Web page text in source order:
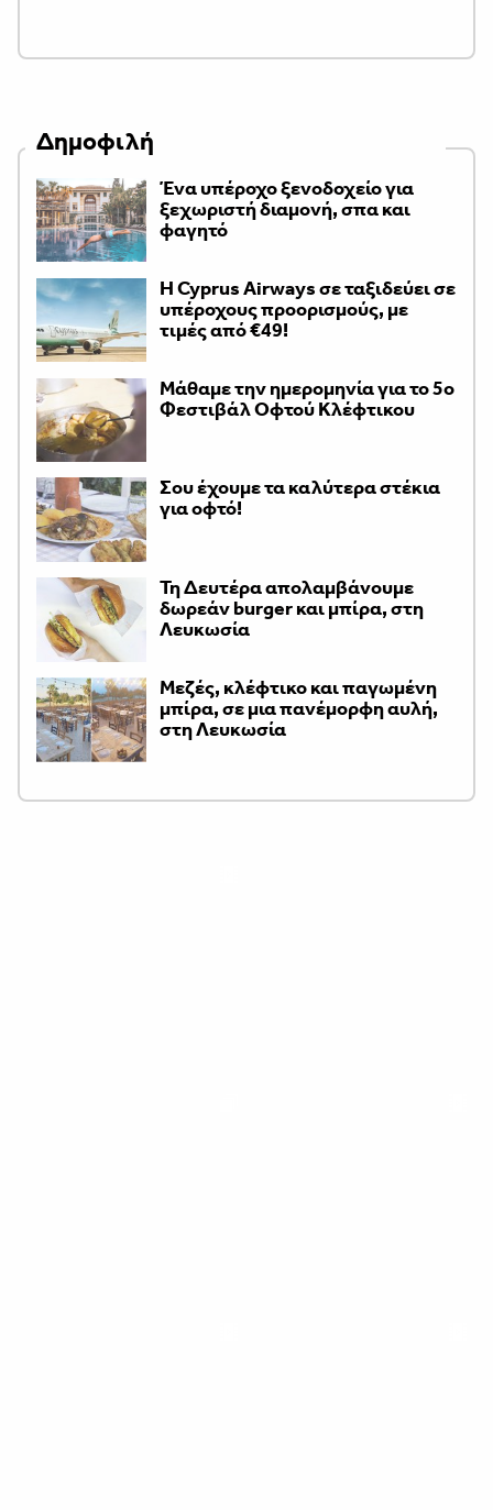
Δημοφιλή
Ένα υπέροχο ξενοδοχείο για
ξεχωριστή διαμονή, σπα και
φαγητό
H Cyprus Airways σε ταξιδεύει σε
υπέροχους προορισμούς, με
τιμές από €49!
Μάθαμε την ημερομηνία για το 5ο
Φεστιβάλ Οφτού Κλέφτικου
Σου έχουμε τα καλύτερα στέκια
για οφτό!
Τη Δευτέρα απολαμβάνουμε
δωρεάν burger και μπίρα, στη
Λευκωσία
Μεζές, κλέφτικο και παγωμένη
μπίρα, σε μια πανέμορφη αυλή,
στη Λευκωσία